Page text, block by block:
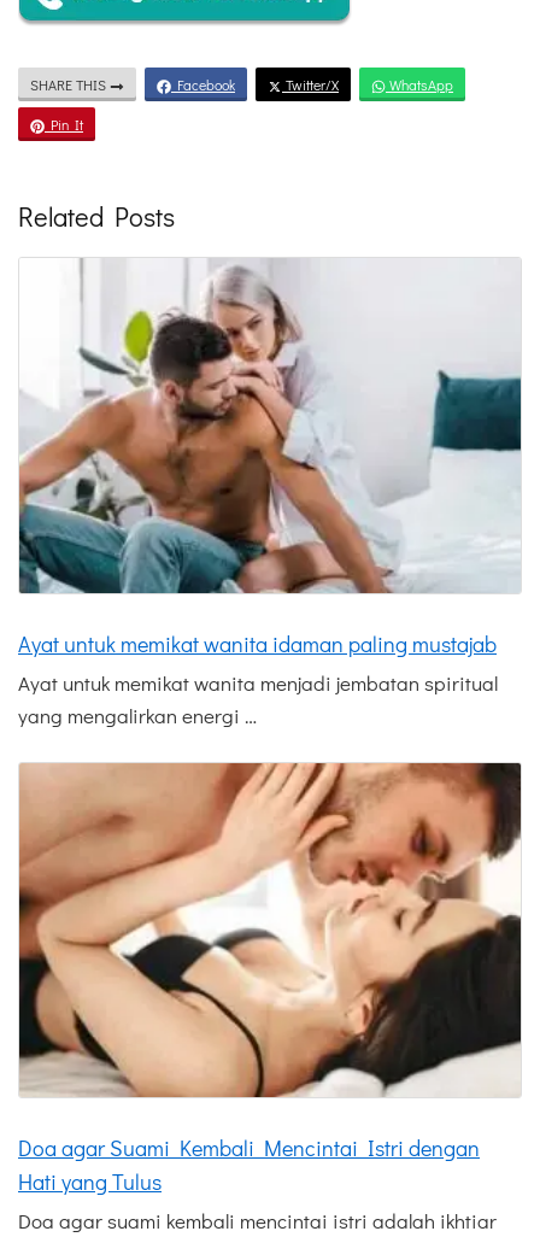
SHARE THIS Facebook Twitter/X WhatsApp
Pin It
Related Posts
Ayat untuk memikat wanita idaman paling mustajab
Ayat untuk memikat wanita menjadi jembatan spiritual
yang mengalirkan energi …
Doa agar Suami Kembali Mencintai Istri dengan
Hati yang Tulus
Doa agar suami kembali mencintai istri adalah ikhtiar